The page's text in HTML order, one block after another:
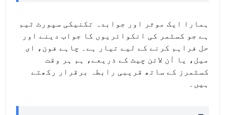
ہمارا ایک موثر اور جوابدہ تکنیکی سپورٹ ٹیم
ہے جو کسٹمر کی انکوائریوں کا جواب دینے اور
حل فراہم کرنے کے لیے تیار ہے۔ چاہے فون، ای
میل، یا آن لائن چیٹ کے ذریعے، ہم ہر وقت
کسٹمرز کے ساتھ قریبی رابطہ برقرار رکھتے
ہیں۔